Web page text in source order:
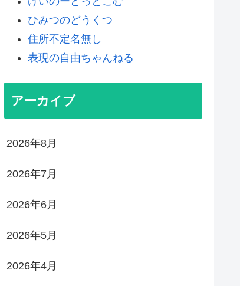
ひみつのどうくつ
住所不定名無し
表現の自由ちゃんねる
アーカイブ
2026年8月
2026年7月
2026年6月
2026年5月
2026年4月